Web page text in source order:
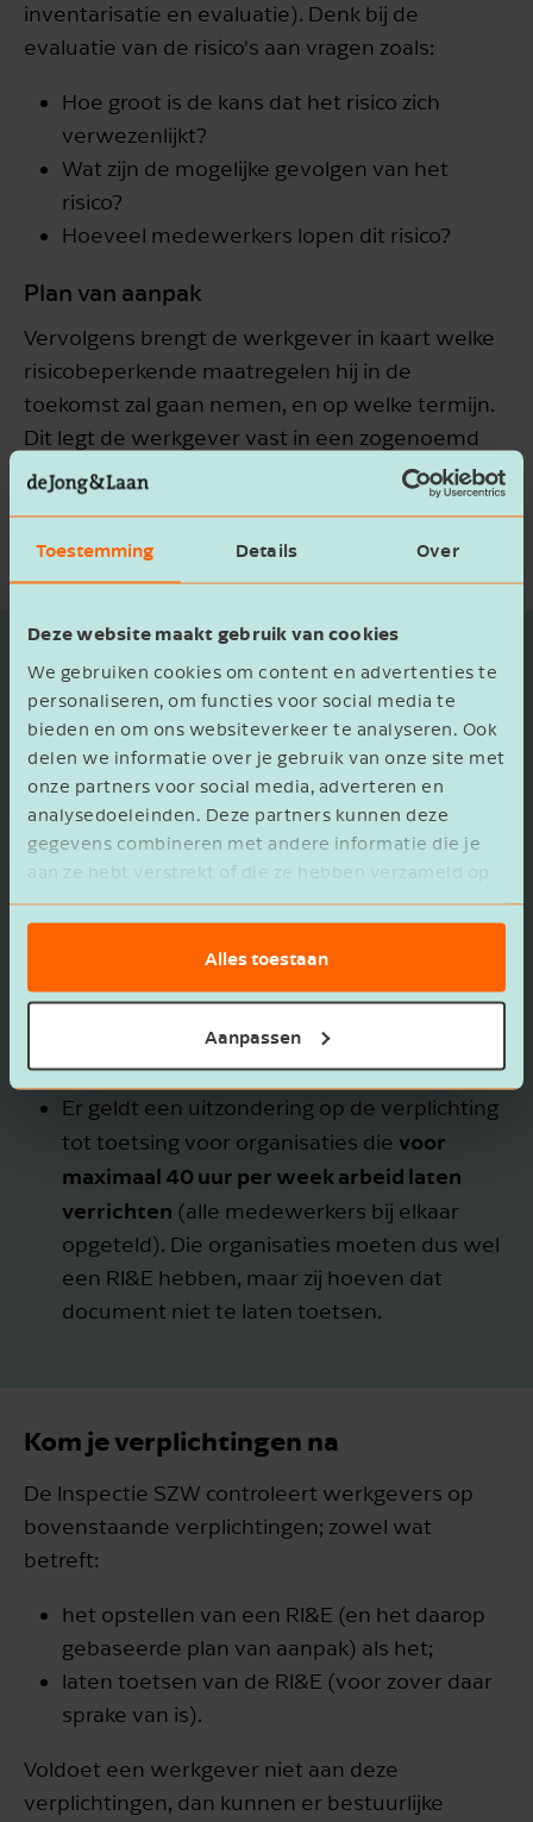
Toestemming Details Over
Deze website maakt gebruik van cookies
We gebruiken cookies om content en advertenties te
personaliseren, om functies voor social media te
bieden en om ons websiteverkeer te analyseren. Ook
delen we informatie over je gebruik van onze site met
onze partners voor social media, adverteren en
analysedoeleinden. Deze partners kunnen deze
gegevens combineren met andere informatie die je
aan ze hebt verstrekt of die ze hebben verzameld op
basis van het gebruik van hun services.
Alles toestaan
Aanpassen
inventarisatie en evaluatie). Denk bij de
evaluatie van de risico's aan vragen zoals:
Hoe groot is de kans dat het risico zich
verwezenlijkt?
Wat zijn de mogelijke gevolgen van het
risico?
Hoeveel medewerkers lopen dit risico?
Plan van aanpak
Vervolgens brengt de werkgever in kaart welke
risicobeperkende maatregelen hij in de
toekomst zal gaan nemen, en op welke termijn.
Dit legt de werkgever vast in een zogenoemd
plan van aanpak.
RI&E toetsen
Als werkgever ben je dus RI&E-plichtig. Betekent
dit ook dat je een RI&E moet laten toetsen door
een gecertificeerde arbodienst en/of
deskundige?
Bedrijven met25 of minder medewerkers
in dienstkunnen voor het opstellen van de
Steunpunt-RI&E erkend RI&E-instrument.
Een dergelijk instrument is al getoetst, zodat
de individuele werkgever deze niet zelf
hoeft te laten toetsen.
Er geldt een uitzondering op de verplichting
tot toetsing voor organisaties die voor
maximaal 40 uur per week arbeid laten
verrichten (alle medewerkers bij elkaar
opgeteld). Die organisaties moeten dus wel
een RI&E hebben, maar zij hoeven dat
document niet te laten toetsen.
Kom je verplichtingen na
De Inspectie SZW controleert werkgevers op
bovenstaande verplichtingen; zowel wat
betreft:
het opstellen van een RI&E (en het daarop
gebaseerde plan van aanpak) als het;
laten toetsen van de RI&E (voor zover daar
sprake van is).
Voldoet een werkgever niet aan deze
verplichtingen, dan kunnen er bestuurlijke